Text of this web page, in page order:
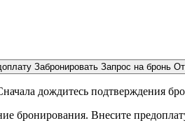
Забронировать Запрос на бронь
дождитесь подтверждения
бронирования. Внесите